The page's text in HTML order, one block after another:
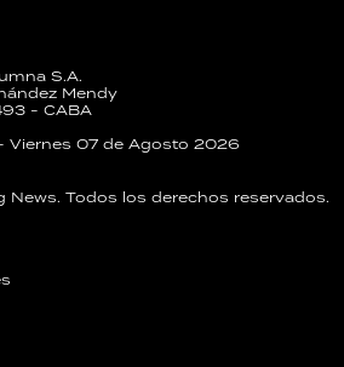
S.A.
Mendy
- CABA
Viernes 07 de Agosto 2026
Todos los derechos reservados.